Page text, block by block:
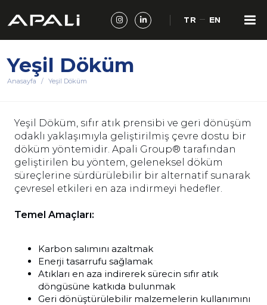
TR EN
Yeşil Döküm
Anasayfa Yeşil Döküm
Yeşil Döküm, sıfır atık prensibi ve geri dönüşüm
odaklı yaklaşımıyla geliştirilmiş çevre dostu bir
döküm yöntemidir. Apali Group® tarafından
geliştirilen bu yöntem, geleneksel döküm
süreçlerine sürdürülebilir bir alternatif sunarak
çevresel etkileri en aza indirmeyi hedefler.
Temel Amaçları:
Karbon salımını azaltmak
Enerji tasarrufu sağlamak
Atıkları en aza indirerek sürecin sıfır atık
döngüsüne katkıda bulunmak
Geri dönüştürülebilir malzemelerin kullanımını